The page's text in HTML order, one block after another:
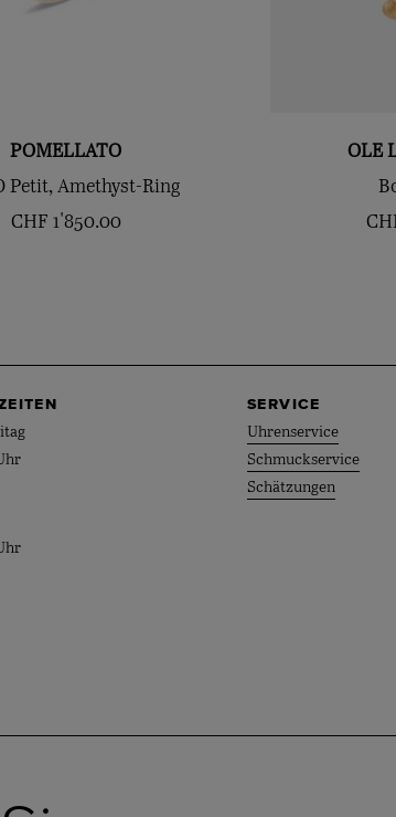
POMELLATO
Petit, Amethyst-Ring
CHF 1'850.00
OLE
SERVICE
Uhrenservice
Schmuckservice
Schätzungen